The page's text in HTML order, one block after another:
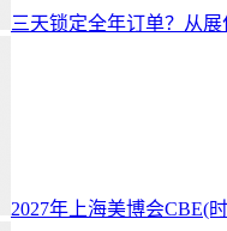
三天锁定全年订单？从
2027年上海美博会CBE(